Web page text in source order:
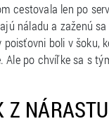
cestovala len po
náladu a zaženú
boli v šoku,
Ale po chvíľke sa s